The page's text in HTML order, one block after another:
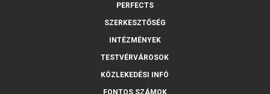
PERFECTS
SZERKESZTŐSÉG
INTÉZMÉNYEK
TESTVÉRVÁROSOK
KÖZLEKEDÉSI INFÓ
FONTOS SZÁMOK